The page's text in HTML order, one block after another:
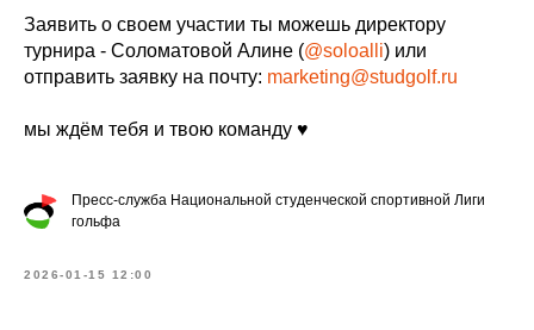
Заявить о своем участии ты можешь директору
турнира - Соломатовой Алине (@soloalli) или
отправить заявку на почту: marketing@studgolf.ru
мы ждём тебя и твою команду ♥️
Пресс-служба Национальной студенческой спортивной Лиги
гольфа
2026-01-15 12:00